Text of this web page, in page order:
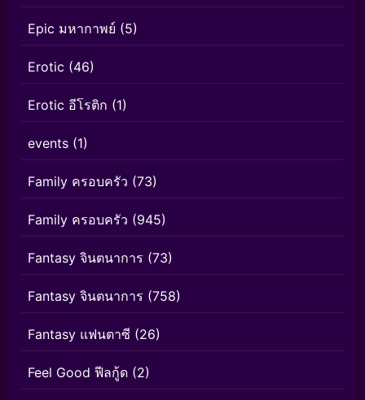
Epic มหากาพย์ (5)
Erotic (46)
Erotic อีโรติก (1)
events (1)
Family ครอบครัว (73)
Family ครอบครัว (945)
Fantasy จินตนาการ (73)
Fantasy จินตนาการ (758)
Fantasy แฟนตาซี (26)
Feel Good ฟีลกู้ด (2)